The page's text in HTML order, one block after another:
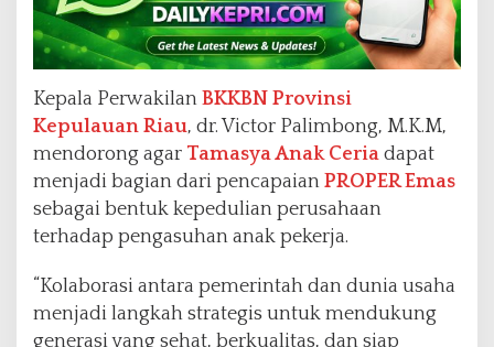
Kepala Perwakilan BKKBN Provinsi
Kepulauan Riau, dr. Victor Palimbong, M.K.M,
mendorong agar Tamasya Anak Ceria dapat
menjadi bagian dari pencapaian PROPER Emas
sebagai bentuk kepedulian perusahaan
terhadap pengasuhan anak pekerja.
“Kolaborasi antara pemerintah dan dunia usaha
menjadi langkah strategis untuk mendukung
generasi yang sehat, berkualitas, dan siap